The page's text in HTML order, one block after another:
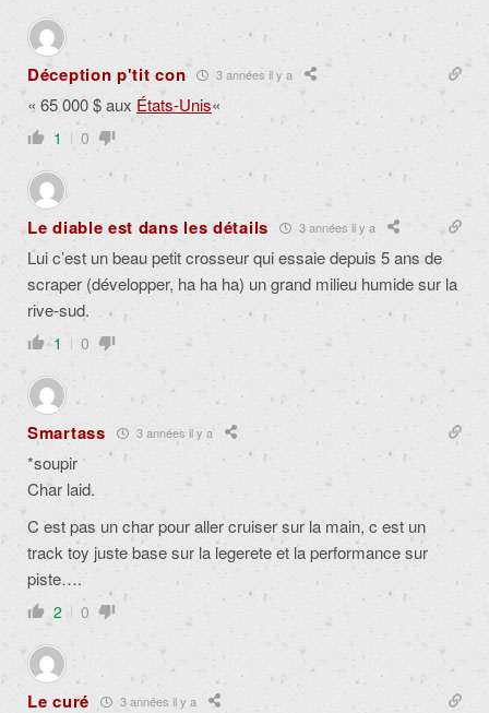
Déception p'tit con 3 années il y a
« 65 000$aux États-Unis«
1 0
Le diable est dans les détails 3 années il y a
Lui c’est un beau petit crosseur qui essaie depuis 5 ans de
scraper (développer, ha ha ha) un grand milieu humide sur la
rive-sud.
1 0
Smartass 3 années il y a
*soupir
Char laid.
C est pas un char pour aller cruiser sur la main, c est un
track toy juste base sur la legerete et la performance sur
piste….
2 0
Le curé 3 années il y a